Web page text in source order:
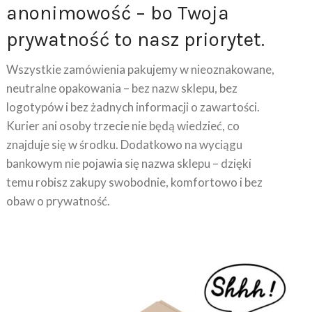
prywatność to nasz priorytet.
Wszystkie zamówienia pakujemy w nieoznakowane,
neutralne opakowania – bez nazw sklepu, bez
logotypów i bez żadnych informacji o zawartości.
Kurier ani osoby trzecie nie będą wiedzieć, co
znajduje się w środku. Dodatkowo na wyciągu
bankowym nie pojawia się nazwa sklepu – dzięki
temu robisz zakupy swobodnie, komfortowo i bez
obaw o prywatność.